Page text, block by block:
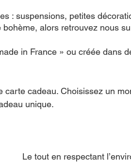
: suspensions, petites
alors retrouvez nous
in France » ou créée dans
carte cadeau. Choisissez un
unique.
Le tout en respectant